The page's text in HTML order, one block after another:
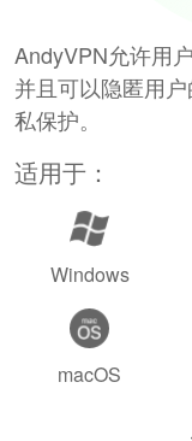
AndyVPN允许用
并且可以隐匿用
私保护。
适用于：
Windows
macOS